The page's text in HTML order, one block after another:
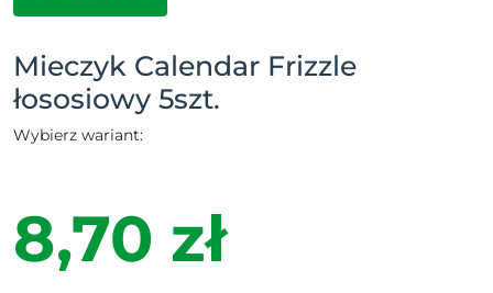
Mieczyk Calendar Frizzle
łososiowy 5szt.
Wybierz wariant:
8,70 zł